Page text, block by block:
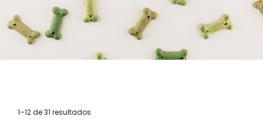
1–12 de 31 resultados